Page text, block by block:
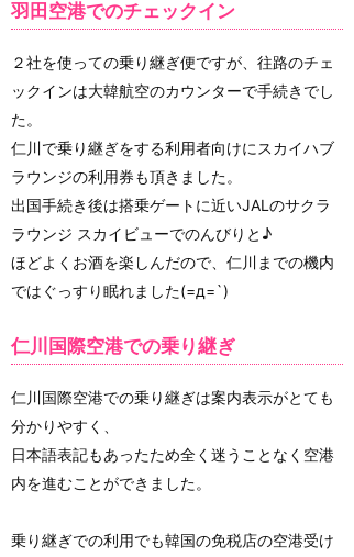
羽田空港でのチェックイン
２社を使っての乗り継ぎ便ですが、往路のチェ
ックインは大韓航空のカウンターで手続きでし
た。
仁川で乗り継ぎをする利用者向けにスカイハブ
ラウンジの利用券も頂きました。
出国手続き後は搭乗ゲートに近いJALのサクラ
ラウンジ スカイビューでのんびりと♪
ほどよくお酒を楽しんだので、仁川までの機内
ではぐっすり眠れました(=д=`)
仁川国際空港での乗り継ぎ
仁川国際空港での乗り継ぎは案内表示がとても
分かりやすく、
日本語表記もあったため全く迷うことなく空港
内を進むことができました。
乗り継ぎでの利用でも韓国の免税店の空港受け